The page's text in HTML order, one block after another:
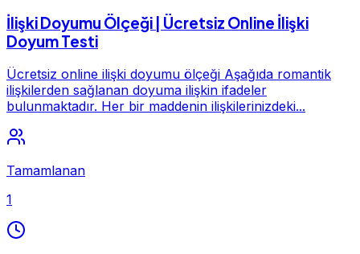
İlişki Doyumu Ölçeği | Ücretsiz Online İlişki
Doyum Testi
Ücretsiz online ilişki doyumu ölçeği Aşağıda romantik
ilişkilerden sağlanan doyuma ilişkin ifadeler
bulunmaktadır. Her bir maddenin ilişkilerinizdeki...
Tamamlanan
1